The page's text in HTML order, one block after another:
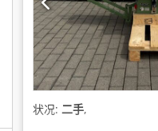
状况: 二手,